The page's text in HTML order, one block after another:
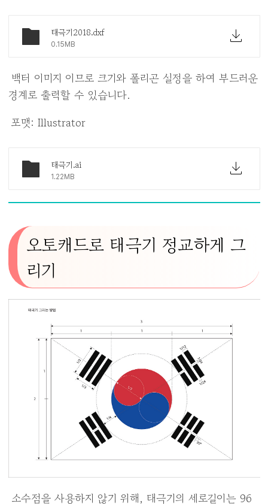
태극기2018.dxf
0.15MB
백터 이미지 이므로 크기와 폴리곤 설정을 하여 부드러운
경계로 출력할 수 있습니다.
포맷: Illustrator
태극기.ai
1.22MB
오토캐드로 태극기 정교하게 그
리기
소수점을 사용하지 않기 위해, 태극기의 세로길이는 96